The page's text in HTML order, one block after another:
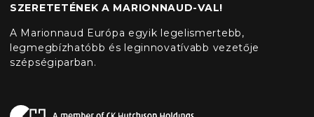
SZERETETÉNEK A MARIONNAUD-VAL!
A Marionnaud Európa egyik legelismertebb,
legmegbízhatóbb és leginnovatívabb vezetője
szépségiparban.